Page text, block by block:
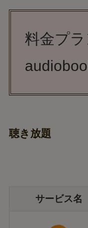
料金プラ
聴き放題
サービス名